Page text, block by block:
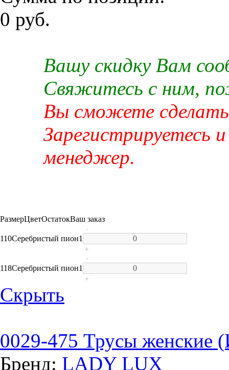
0 руб.
Вашу скидку Вам
Свяжитесь с ним,
Вы сможете сделать
Зарегистрируетесь
менеджер.
РазмерЦветОстатокВаш заказ
110Серебристый пион1
-
+
118Серебристый пион1
-
+
Скрыть
0029-475 Трусы женские
Бренд: LADY LUX